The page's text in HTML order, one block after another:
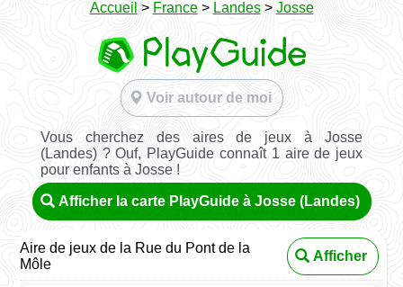
Accueil > France> Landes> Josse
Voir autour de moi
Vous cherchez des aires de jeux à Josse
(Landes) ? Ouf, PlayGuide connaît 1 aire de jeux
pour enfants à Josse !
Afficher la carte PlayGuide à Josse (Landes)
Aire de jeux de la Rue du Pont de la
Môle
Afficher